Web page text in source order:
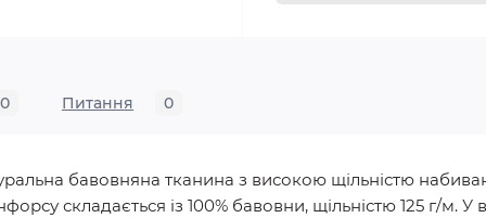
0 Питання 0
бавовняна тканина з високою щільністю
складається із 100% бавовни, щільністю 125 г/м.